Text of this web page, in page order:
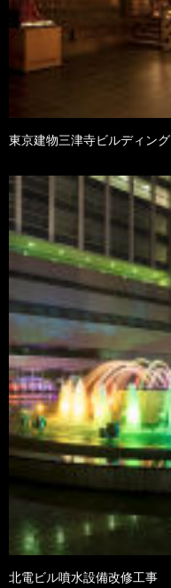
東京建物三津寺ビルディング
北電ビル噴水設備改修工事